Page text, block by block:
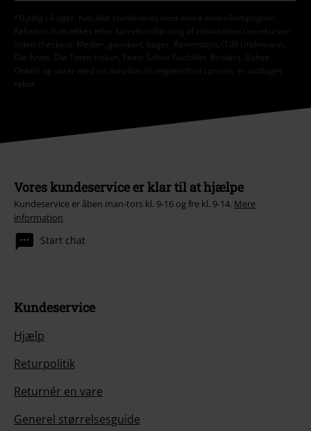
*Gyldig i 4 uger. Kan ikke kombineres med andre koder/kampagner.
Rabatten fratrækkes efter korrekt indløsning af rabatkoden i varekurven
inden checkout. Medier, gavekort, bøger, Rammstein, (Till) Lindemann,
Die Ärzte, Die Toten Hosen, Feine Sahne Fischfilet, Broilers, Böhse
Onkelz og varer med en donation til velgørenhed i prisen, er undtaget
rabat.
Vores kundeservice er klar til at hjælpe
Kundeservice er åben man-tors kl. 9-16 og fre kl. 9-14. Mere
information
Start chat
Kundeservice
Hjælp
Returpolitik
Returnér en vare
Generel størrelsesguide